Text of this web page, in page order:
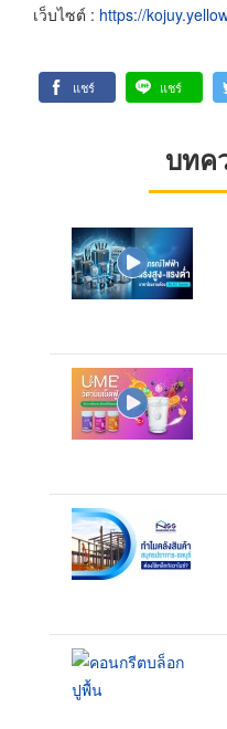
เว็บไซต์ : https://
แชร์ แชร์
บทค